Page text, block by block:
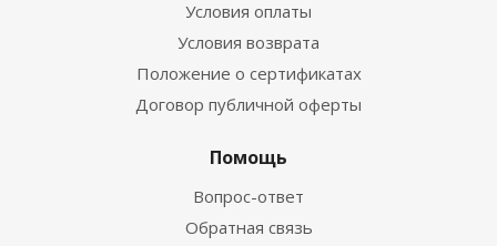
Условия оплаты
Условия возврата
Положение о сертификатах
Договор публичной оферты
Помощь
Вопрос-ответ
Обратная связь